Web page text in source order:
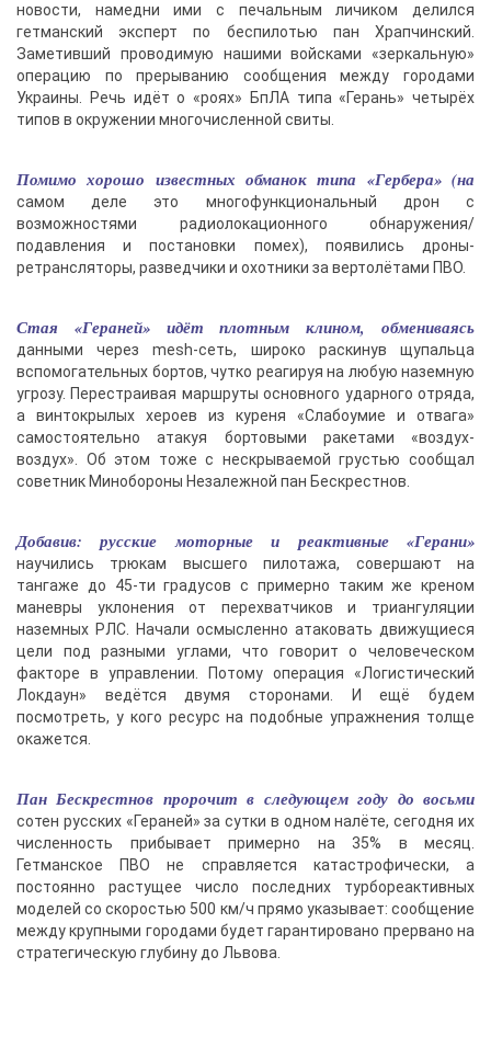
новости, намедни ими с печальным личиком делился
гетманский эксперт по беспилотью пан Храпчинский.
Заметивший проводимую нашими войсками «зеркальную»
операцию по прерыванию сообщения между городами
Украины. Речь идёт о «роях» БпЛА типа «Герань» четырёх
типов в окружении многочисленной свиты.
Помимо хорошо известных обманок типа «Гербера» (на
самом деле это многофункциональный дрон с
возможностями радиолокационного обнаружения/
подавления и постановки помех), появились дроны-
ретрансляторы, разведчики и охотники за вертолётами ПВО.
Стая «Гераней» идёт плотным клином, обмениваясь
данными через mesh-сеть, широко раскинув щупальца
вспомогательных бортов, чутко реагируя на любую наземную
угрозу. Перестраивая маршруты основного ударного отряда,
а винтокрылых хероев из куреня «Слабоумие и отвага»
самостоятельно атакуя бортовыми ракетами «воздух-
воздух». Об этом тоже с нескрываемой грустью сообщал
советник Минобороны Незалежной пан Бескрестнов.
Добавив: русские моторные и реактивные «Герани»
научились трюкам высшего пилотажа, совершают на
тангаже до 45-ти градусов с примерно таким же креном
маневры уклонения от перехватчиков и триангуляции
наземных РЛС. Начали осмысленно атаковать движущиеся
цели под разными углами, что говорит о человеческом
факторе в управлении. Потому операция «Логистический
Локдаун» ведётся двумя сторонами. И ещё будем
посмотреть, у кого ресурс на подобные упражнения толще
окажется.
Пан Бескрестнов пророчит в следующем году до восьми
сотен русских «Гераней» за сутки в одном налёте, сегодня их
численность прибывает примерно на 35% в месяц.
Гетманское ПВО не справляется катастрофически, а
постоянно растущее число последних турбореактивных
моделей со скоростью 500 км/ч прямо указывает: сообщение
между крупными городами будет гарантировано прервано на
стратегическую глубину до Львова.